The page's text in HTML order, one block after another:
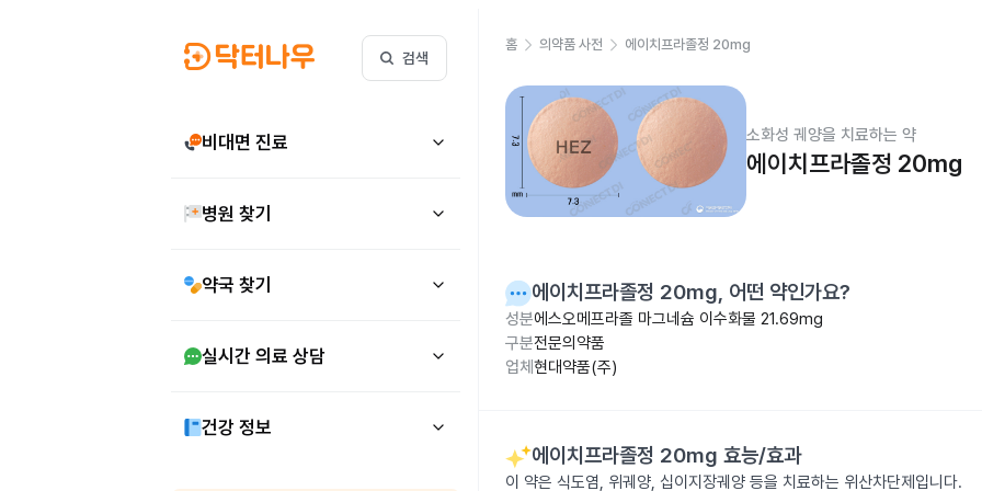
검색
비대면 진료
병원 찾기
약국 찾기
실시간 의료 상담
건강 정보
홈 의약품 사전 에이치프라졸정 20mg
소화성 궤양을 치료하는 약
에이치프라졸정 20mg
에이치프라졸정 20mg, 어떤 약인가요?
성분에스오메프라졸 마그네슘 이수화물 21.69mg
구분전문의약품
업체 현대약품(주)
에이치프라졸정 20mg 효능/효과
이 약은 식도염, 위궤양, 십이지장궤양 등을 치료하는 위산차단제입니다.